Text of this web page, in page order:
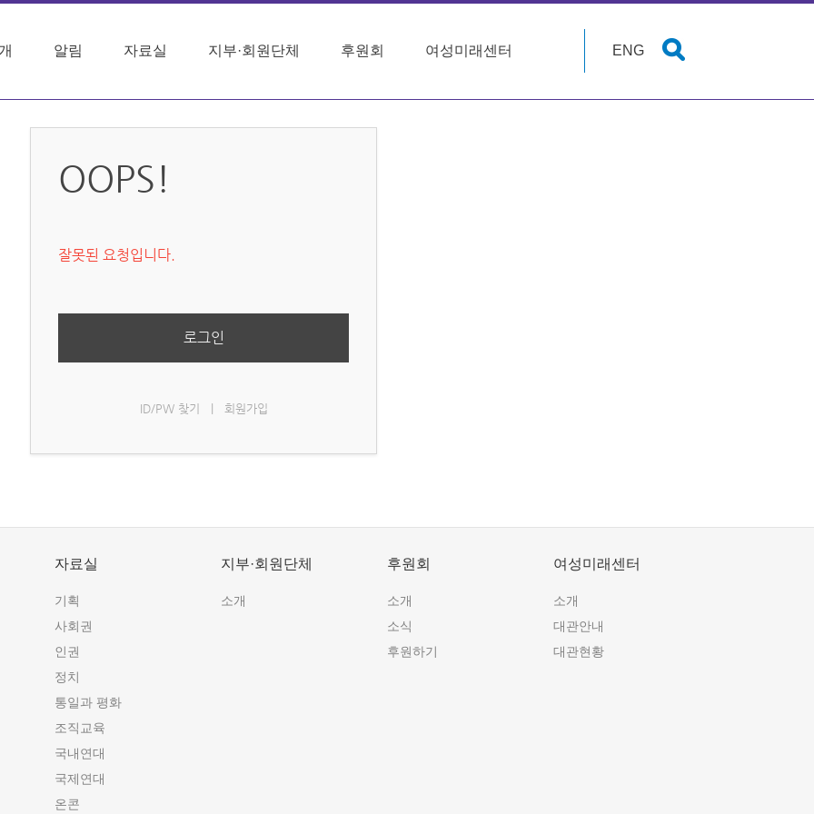
알림 자료실 지부·회원단체 후원회 여성미래센터 ENG
OOPS!
잘못된 요청입니다.
로그인
ID/PW 찾기 회원가입
자료실
기획
사회권
인권
정치
통일과 평화
조직교육
국내연대
국제연대
온콘
지부·회원단체
소개
후원회
소개
소식
후원하기
여성미래센터
소개
대관안내
대관현황